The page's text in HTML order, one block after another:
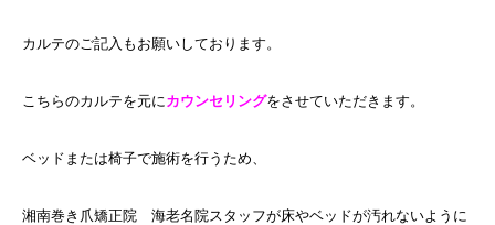
カルテのご記入もお願いしております。
こちらのカルテを元にカウンセリングをさせていただきます。
ベッドまたは椅子で施術を行うため、
湘南巻き爪矯正院 海老名院スタッフが床やベッドが汚れないように